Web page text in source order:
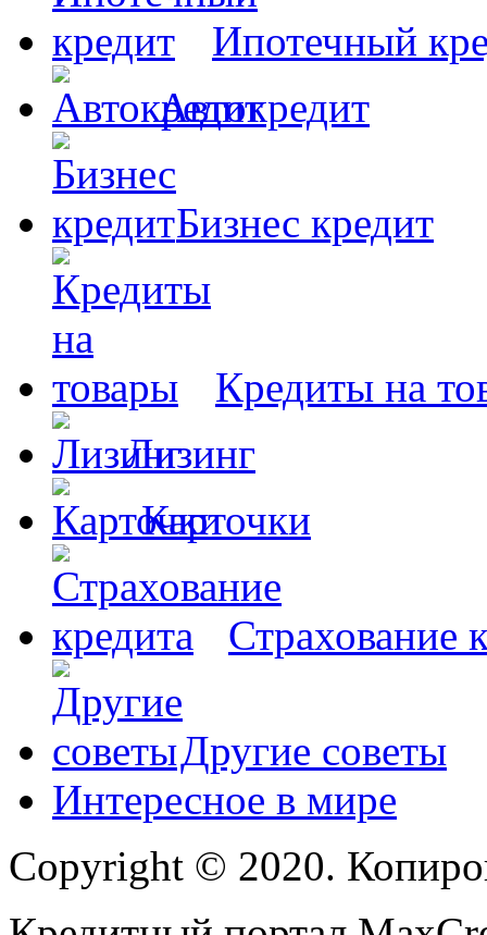
Ипотечный
Автокредит
Бизнес кредит
Кредиты на
Лизинг
Карточки
Страхование
Другие советы
Интересное в мире
Copyright © 2020.